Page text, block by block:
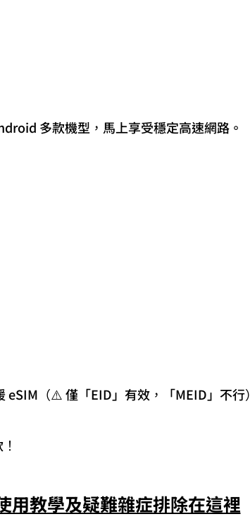
多款機型，馬上享受穩定高速網路。
（⚠️ 僅「EID」有效，「MEID」不行）
用教學及疑難雜症排除在這裡